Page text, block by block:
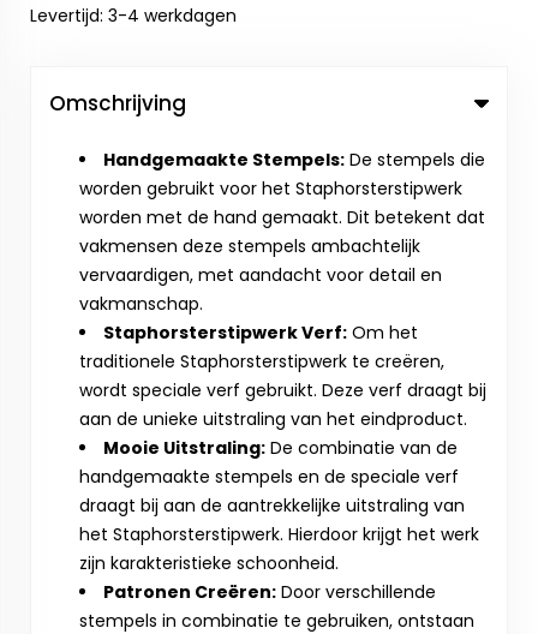
Levertijd: 3-4 werkdagen
Omschrijving
Handgemaakte Stempels: De stempels die
worden gebruikt voor het Staphorsterstipwerk
worden met de hand gemaakt. Dit betekent dat
vakmensen deze stempels ambachtelijk
vervaardigen, met aandacht voor detail en
vakmanschap.
Staphorsterstipwerk Verf: Om het
traditionele Staphorsterstipwerk te creëren,
wordt speciale verf gebruikt. Deze verf draagt bij
aan de unieke uitstraling van het eindproduct.
Mooie Uitstraling: De combinatie van de
handgemaakte stempels en de speciale verf
draagt bij aan de aantrekkelijke uitstraling van
het Staphorsterstipwerk. Hierdoor krijgt het werk
zijn karakteristieke schoonheid.
Patronen Creëren: Door verschillende
stempels in combinatie te gebruiken, ontstaan